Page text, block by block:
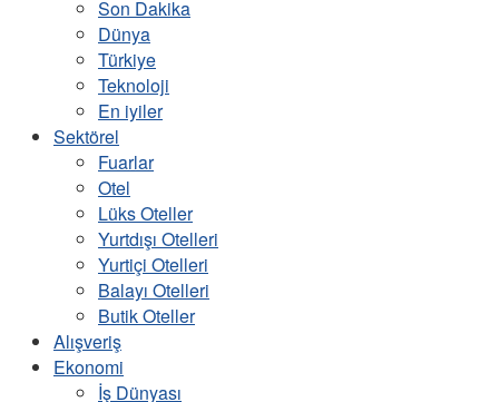
Son Dakika
Dünya
Türkiye
Teknoloji
En iyiler
Sektörel
Fuarlar
Otel
Lüks Oteller
Yurtdışı Otelleri
Yurtiçi Otelleri
Balayı Otelleri
Butik Oteller
Alışveriş
Ekonomi
İş Dünyası